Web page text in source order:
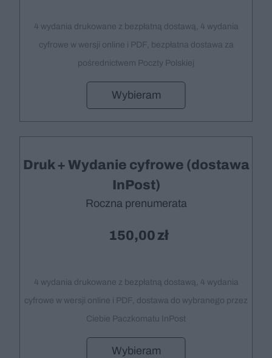
4 wydania drukowane z bezpłatną dostawą, 4 wydania
cyfrowe w wersji online i PDF, bezpłatna dostawa za
pośrednictwem Poczty Polskiej
Wybieram
Druk + Wydanie cyfrowe (dostawa
InPost)
Roczna prenumerata
150,00
4 wydania drukowane z bezpłatną dostawą, 4 wydania
cyfrowe w wersji online i PDF, dostawa do wybranego przez
Ciebie Paczkomatu InPost
Wybieram